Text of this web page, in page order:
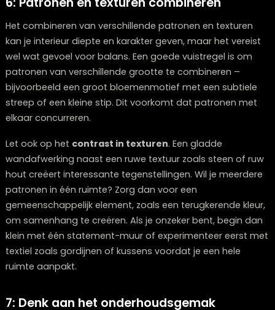
gemoedstoestand. Blauw werkt kalmerend, geel
opwekkend, groen herstellend en rood stimulerend –
zijn slechts enkele voorbeelden van hoe
werkt in interieurs.
Bij het kiezen van een kleur, overweeg je ook hoe
deze is. Trendkleuren kunnen prachtig zijn, maar vraag
jezelf af of je er over een paar jaar nog steeds blij
bent. Neutrale tinten zoals beige, grijs of zachtgroen
vaak duurzamere keuzes die je gemakkelijk kunt
met accessoires in trendkleuren. Wil je toch een
kleurkeuze maken, overweeg dan om deze toe te
op één accentmuur in plaats van de hele ruimte.
6: Patronen en texturen combineren
Het combineren van verschillende patronen en